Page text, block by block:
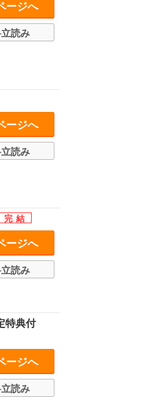
ージへ
読み
ージへ
読み
ージへ
読み
特典付
ージへ
読み